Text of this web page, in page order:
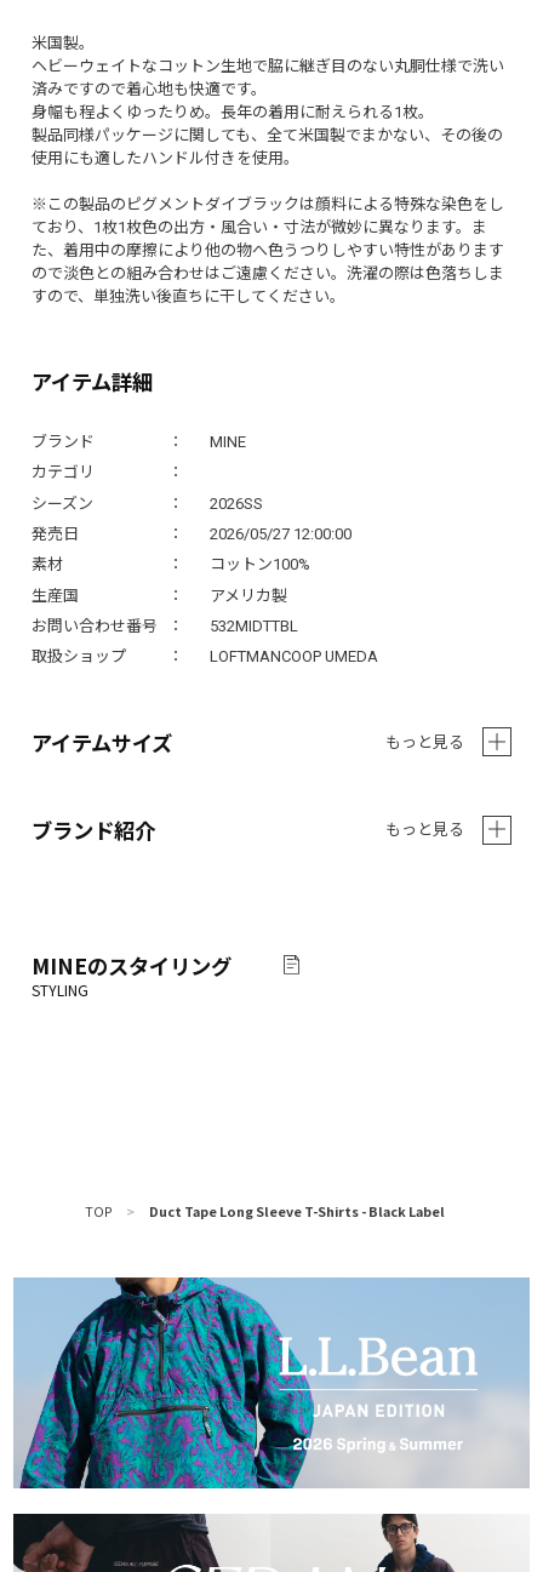
アイテム詳細
ブランド
MINE
カテゴリ
シーズン
2026SS
発売日
2026/05/27 12:00:00
素材
コットン100%
生産国
アメリカ製
お問い合わせ番号
532MIDTTBL
取扱ショップ
LOFTMANCOOP UMEDA
米国製。
ヘビーウェイトなコットン生地で脇に継ぎ目のない丸胴仕様で洗い
済みですので着心地も快適です。
身幅も程よくゆったりめ。長年の着用に耐えられる1枚。
製品同様パッケージに関しても、全て米国製でまかない、その後の
使用にも適したハンドル付きを使用。
※この製品のピグメントダイブラックは顔料による特殊な染色をし
ており、1枚1枚色の出方・風合い・寸法が微妙に異なります。ま
た、着用中の摩擦により他の物へ色うつりしやすい特性があります
ので淡色との組み合わせはご遠慮ください。洗濯の際は色落ちしま
すので、単独洗い後直ちに干してください。
アイテムサイズ もっと見る
ブランド紹介 もっと見る
MINEのスタイリング
TOP > Duct Tape Long Sleeve T-Shirts - Black Label